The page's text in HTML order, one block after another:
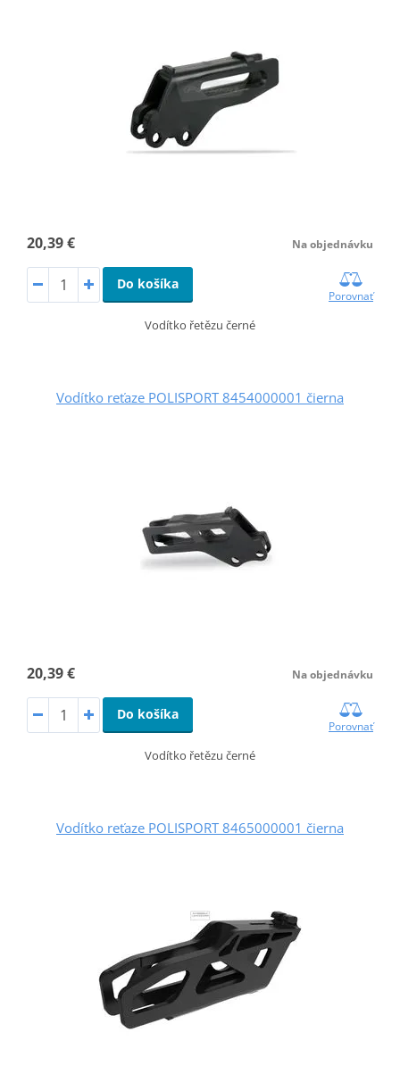
20,39 € Na objednávku
Do košíka
Porovnať
Vodítko řetězu černé
Vodítko reťaze POLISPORT 8454000001 čierna
20,39 € Na objednávku
Do košíka
Porovnať
Vodítko řetězu černé
Vodítko reťaze POLISPORT 8465000001 čierna